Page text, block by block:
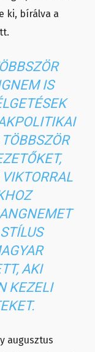
ki, bírálva a
IS
AKI
KEZELI
augusztus